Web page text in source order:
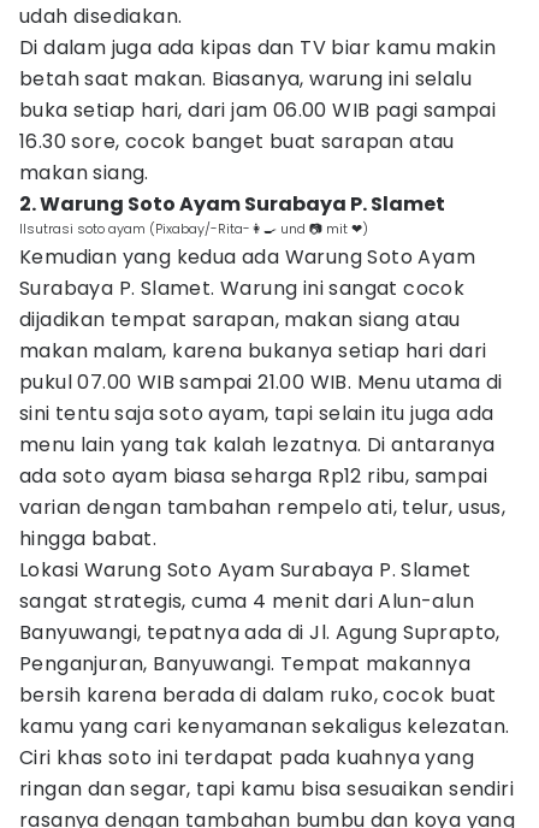
udah disediakan.
Di dalam juga ada kipas dan TV biar kamu makin
betah saat makan. Biasanya, warung ini selalu
buka setiap hari, dari jam 06.00 WIB pagi sampai
16.30 sore, cocok banget buat sarapan atau
makan siang.
2. Warung Soto Ayam Surabaya P. Slamet
Ilsutrasi soto ayam (Pixabay/-Rita-👩‍🍳 und 📷 mit ❤)
Kemudian yang kedua ada Warung Soto Ayam
Surabaya P. Slamet. Warung ini sangat cocok
dijadikan tempat sarapan, makan siang atau
makan malam, karena bukanya setiap hari dari
pukul 07.00 WIB sampai 21.00 WIB. Menu utama di
sini tentu saja soto ayam, tapi selain itu juga ada
menu lain yang tak kalah lezatnya. Di antaranya
ada soto ayam biasa seharga Rp12 ribu, sampai
varian dengan tambahan rempelo ati, telur, usus,
hingga babat.
Lokasi Warung Soto Ayam Surabaya P. Slamet
sangat strategis, cuma 4 menit dari Alun-alun
Banyuwangi, tepatnya ada di Jl. Agung Suprapto,
Penganjuran, Banyuwangi. Tempat makannya
bersih karena berada di dalam ruko, cocok buat
kamu yang cari kenyamanan sekaligus kelezatan.
Ciri khas soto ini terdapat pada kuahnya yang
ringan dan segar, tapi kamu bisa sesuaikan sendiri
rasanya dengan tambahan bumbu dan koya yang